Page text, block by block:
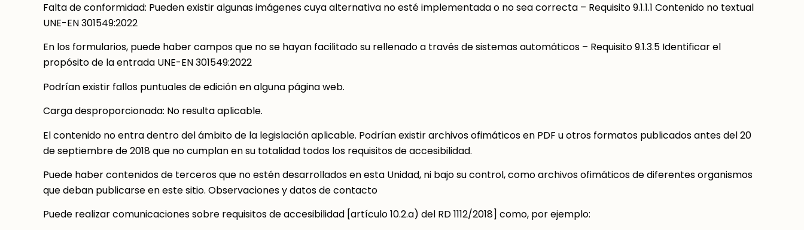
Falta de conformidad: Pueden existir algunas imágenes cuya alternativa no esté implementada o no sea correcta – Requisito 9.1.1.1 Contenido no textual
UNE-EN 301549:2022
En los formularios, puede haber campos que no se hayan facilitado su rellenado a través de sistemas automáticos – Requisito 9.1.3.5 Identificar el
propósito de la entrada UNE-EN 301549:2022
Podrían existir fallos puntuales de edición en alguna página web.
Carga desproporcionada: No resulta aplicable.
El contenido no entra dentro del ámbito de la legislación aplicable. Podrían existir archivos ofimáticos en PDF u otros formatos publicados antes del 20
de septiembre de 2018 que no cumplan en su totalidad todos los requisitos de accesibilidad.
Puede haber contenidos de terceros que no estén desarrollados en esta Unidad, ni bajo su control, como archivos ofimáticos de diferentes organismos
que deban publicarse en este sitio. Observaciones y datos de contacto
Puede realizar comunicaciones sobre requisitos de accesibilidad [artículo 10.2.a) del RD 1112/2018] como, por ejemplo: